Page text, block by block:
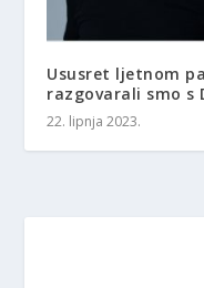
Ususret ljetnom
razgovarali smo s
22. lipnja 2023.